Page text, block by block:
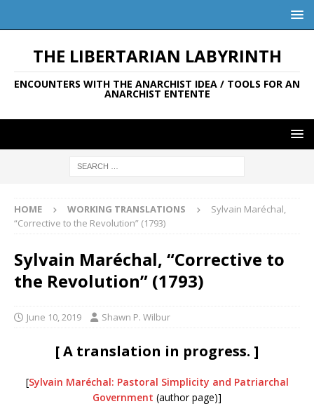
THE LIBERTARIAN LABYRINTH
ENCOUNTERS WITH THE ANARCHIST IDEA / TOOLS FOR AN
ANARCHIST ENTENTE
HOME WORKING TRANSLATIONS
Sylvain Maréchal,
“Corrective to the Revolution” (1793)
Sylvain Maréchal, “Corrective to
the Revolution” (1793)
June 10, 2019 Shawn P. Wilbur
[ A translation in progress. ]
[Sylvain Maréchal: Pastoral Simplicity and Patriarchal
Government (author page)]